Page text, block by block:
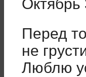
Октябрь
Перед
не
Люблю